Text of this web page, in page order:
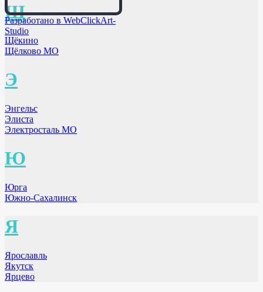
Щ
Щёкино
Щёлково МО
Э
Энгельс
Элиста
Электросталь МО
Ю
Юрга
Южно-Сахалинск
Я
Ярославль
Якутск
Ярцево
Разработано в WebClickArt-
Studio